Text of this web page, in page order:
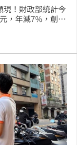
現！財政部統計今
，年減7%，創下
量萎縮。值得注
市進入盤整期後，
韋帆)